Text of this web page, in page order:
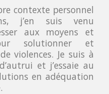
contexte personnel
j’en suis venu
aux moyens et
solutionner et
violences. Je suis à
et j’essaie au
en adéquation